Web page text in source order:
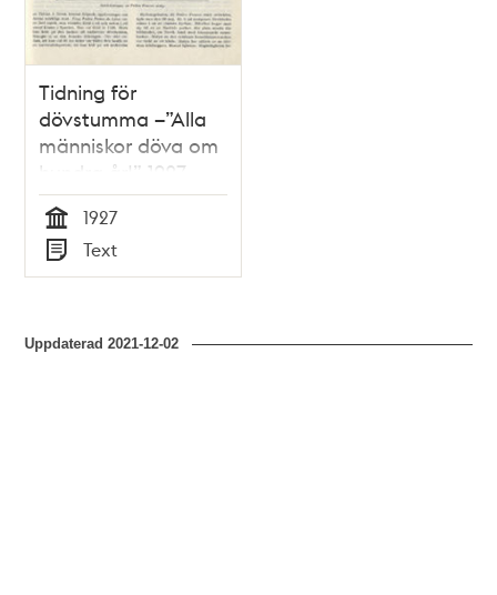
Tidning för
dövstumma –”Alla
människor döva om
hundra år!” 1927
Tid
1927
Typ
Text
Uppdaterad2021-12-02